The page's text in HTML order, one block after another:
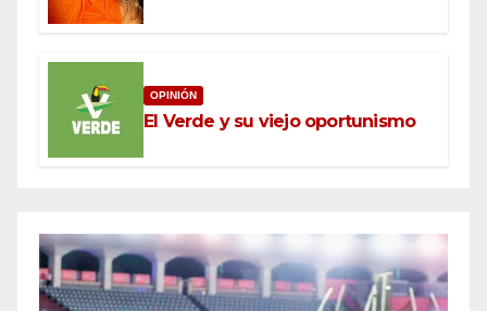
OPINIÓN
El Verde y su viejo oportunismo